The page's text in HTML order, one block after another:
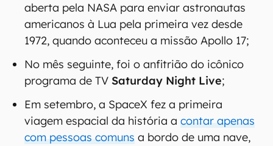
aberta pela NASA para enviar astronautas
americanos à Lua pela primeira vez desde
1972, quando aconteceu a missão Apollo 17;
No mês seguinte, foi o anfitrião do icônico
programa de TV Saturday Night Live;
Em setembro, a SpaceX fez a primeira
viagem espacial da história a contar apenas
com pessoas comuns a bordo de uma nave,